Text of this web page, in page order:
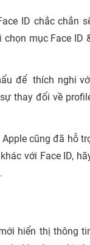
ID chắc chắn
mục Face ID
để thích nghi
thay đổi về
cũng đã hỗ
với Face ID,
hiển thị thông